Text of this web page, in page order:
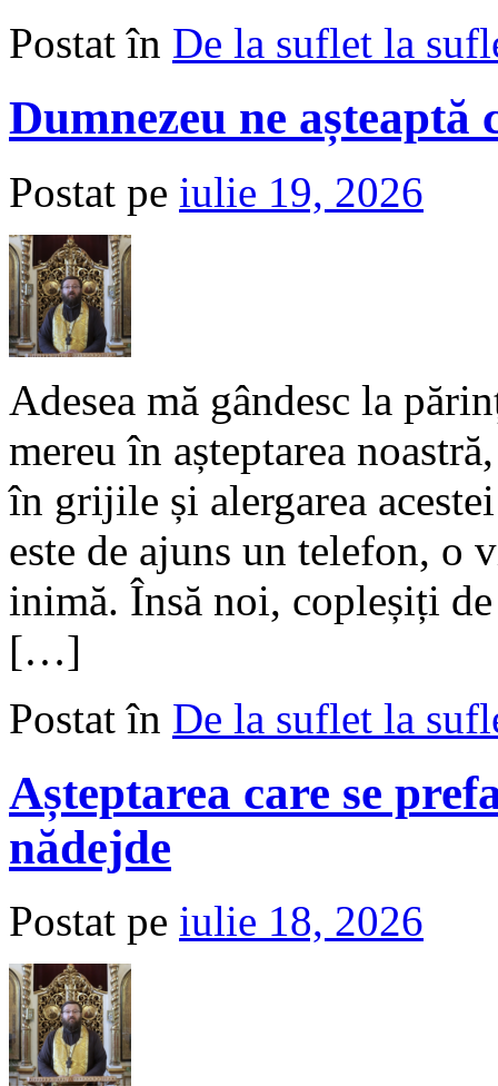
Postat în De la suflet la
Dumnezeu ne
Postat pe iulie 19, 2026
Adesea mă gândesc la
mereu în așteptarea
în grijile și alergarea
este de ajuns un telefon, o
inimă. Însă noi, copleșiți
[…]
Postat în De la suflet la
Așteptarea care se
nădejde
Postat pe iulie 18, 2026